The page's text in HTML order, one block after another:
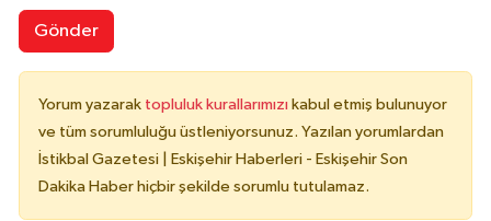
Gönder
Yorum yazarak topluluk kurallarımızı kabul etmiş bulunuyor
ve tüm sorumluluğu üstleniyorsunuz. Yazılan yorumlardan
İstikbal Gazetesi | Eskişehir Haberleri - Eskişehir Son
Dakika Haber hiçbir şekilde sorumlu tutulamaz.